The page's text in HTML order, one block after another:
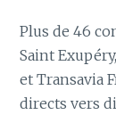
Plus de 46
Saint
et Transavia
directs vers